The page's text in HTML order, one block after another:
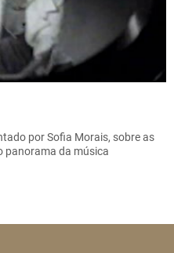
por Sofia Morais, sobre as
panorama da música